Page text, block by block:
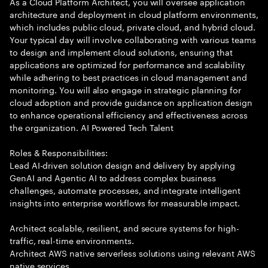
architecture and deployment in cloud platform environments,
which includes public cloud, private cloud, and hybrid cloud.
Your typical day will involve collaborating with various teams
to design and implement cloud solutions, ensuring that
applications are optimized for performance and scalability
while adhering to best practices in cloud management and
monitoring. You will also engage in strategic planning for
cloud adoption and provide guidance on application design
to enhance operational efficiency and effectiveness across
the organization. AI Powered Tech Talent
Roles & Responsibilities:
Lead AI-driven solution design and delivery by applying
GenAI and Agentic AI to address complex business
challenges, automate processes, and integrate intelligent
insights into enterprise workflows for measurable impact.
Architect scalable, resilient, and secure systems for high-
traffic, real-time environments.
Architect AWS native serverless solutions using relevant AWS
native services.